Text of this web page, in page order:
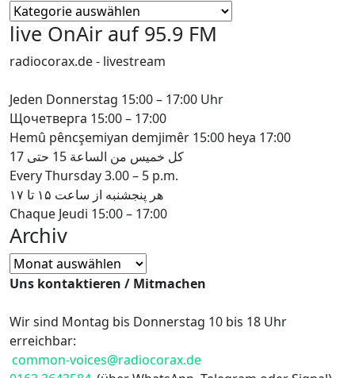
Sprache/Language/
Мова
live OnAir auf 95.9 FM
radiocorax.de - livestream
Jeden Donnerstag 15:00 – 17:00 Uhr
Щочетверга 15:00 – 17:00
Hemû pêncşemiyan demjimêr 15:00 heya 17:00
كل خميس من الساعة 15 حتى 17
Every Thursday 3.00 – 5 p.m.
هر پنجشنبه از ساعت ۱۵ تا ۱۷
Chaque Jeudi 15:00 – 17:00
Archiv
Archiv
Uns kontaktieren / Mitmachen
Wir sind Montag bis Donnerstag 10 bis 18 Uhr
erreichbar:
common-voices@radiocorax.de